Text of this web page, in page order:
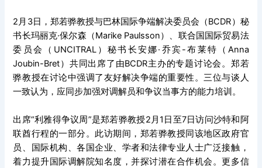
2月3日，郑若骅教授与巴林国际争端解决委员会（BCDR）秘
书长玛丽克·保尔森（Marike Paulsson）、联合国国际贸易法
委员会（UNCITRAL）秘书长安娜·乔宾-布莱特（Anna
Joubin-Bret）共同出席了由BCDR主办的专题讨论会。郑若
骅教授在讨论中强调了友好解决争端的重要性。三位与谈人
一致认为，应同步加强对调解员和争议当事方的能力培训。
出席“利雅得争议周”是郑若骅教授2月1日至7日访问沙特和阿
联酋行程的一部分。此访期间，郑若骅教授同该地区政府官
员、国际机构、各国企业、学者和法律专业人士广泛接触，
着力提升国际调解院知名度，并探讨潜在合作机会。更多信